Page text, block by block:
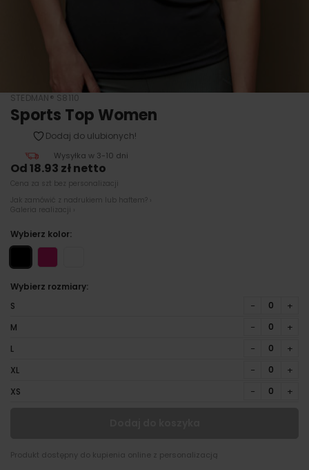
STEDMAN® S8110
Sports Top Women
Dodaj do ulubionych!
Wysyłka w 3-10 dni
Od 18.93 zł netto
Cena za szt bez personalizacji
Jak zamówić z nadrukiem lub haftem? ›
Galeria realizacji ›
Wybierz kolor:
Wybierz rozmiary:
S
− +
M − +
L − +
XL − +
XS − +
Produkt dostępny do kupienia online z personalizacją